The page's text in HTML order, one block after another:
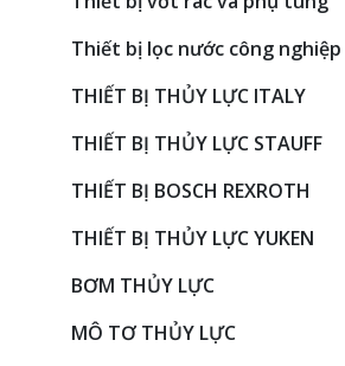
Thiết bị lọc nước công nghiệp
THIẾT BỊ THỦY LỰC ITALY
THIẾT BỊ THỦY LỰC STAUFF
THIẾT BỊ BOSCH REXROTH
THIẾT BỊ THỦY LỰC YUKEN
BƠM THỦY LỰC
MÔ TƠ THỦY LỰC